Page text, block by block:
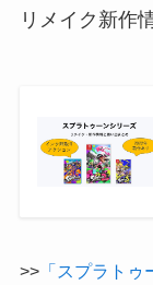
リメイク新作
>>「スプラトゥ